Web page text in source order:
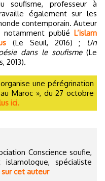
soufisme, professeur à
également sur les
contemporain. Auteur
notamment publié L’islam
(Le Seuil, 2016) ;
Un
dans le soufisme(Le
2013).
Maroc », du 27 octobre
ici.
Conscience soufie,
spécialiste
sur cet auteur